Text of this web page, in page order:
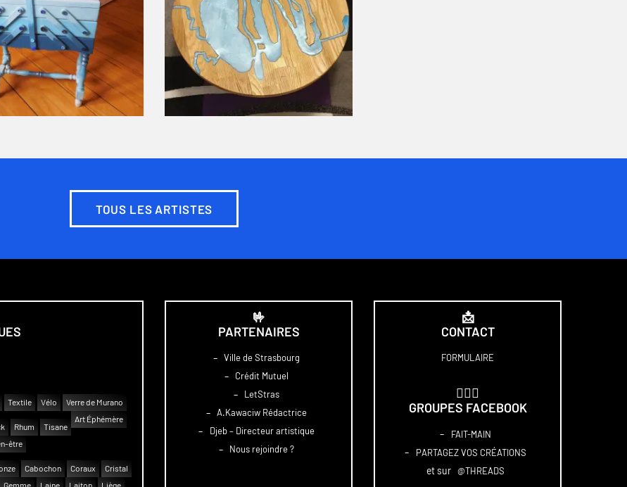
TOUS LES ARTISTES
Textile Vélo
Verre de Murano
Rhum Tisane
Art Éphémère
être
Cabochon Coraux
Cristal
🤟
PARTENAIRES
– Ville de Strasbourg
– Crédit Mutuel
– LetStras
– A.Kawaciw Rédactrice
– Djeb – Directeur artistique
– Nous rejoindre ?
📩
CONTACT
FORMULAIRE
🏋🏻‍♀️
GROUPES FACEBOOK
– FAIT-MAIN
– PARTAGEZ VOS CRÉATIONS
et sur @THREADS